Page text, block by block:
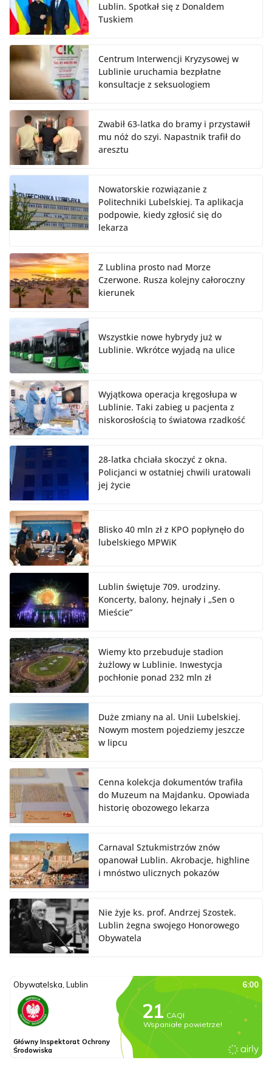
Lublin. Spotkał się z Donaldem
Tuskiem
Centrum Interwencji Kryzysowej w
Lublinie uruchamia bezpłatne
konsultacje z seksuologiem
Zwabił 63-latka do bramy i przystawił
mu nóż do szyi. Napastnik trafił do
aresztu
Nowatorskie rozwiązanie z
Politechniki Lubelskiej. Ta aplikacja
podpowie, kiedy zgłosić się do
lekarza
Z Lublina prosto nad Morze
Czerwone. Rusza kolejny całoroczny
kierunek
Wszystkie nowe hybrydy już w
Lublinie. Wkrótce wyjadą na ulice
Wyjątkowa operacja kręgosłupa w
Lublinie. Taki zabieg u pacjenta z
niskorosłością to światowa rzadkość
28-latka chciała skoczyć z okna.
Policjanci w ostatniej chwili uratowali
jej życie
Blisko 40 mln zł z KPO popłynęło do
lubelskiego MPWiK
Lublin świętuje 709. urodziny.
Koncerty, balony, hejnały i „Sen o
Mieście”
Wiemy kto przebuduje stadion
żużlowy w Lublinie. Inwestycja
pochłonie ponad 232 mln zł
Duże zmiany na al. Unii Lubelskiej.
Nowym mostem pojedziemy jeszcze
w lipcu
Cenna kolekcja dokumentów trafiła
do Muzeum na Majdanku. Opowiada
historię obozowego lekarza
Carnaval Sztukmistrzów znów
opanował Lublin. Akrobacje, highline
i mnóstwo ulicznych pokazów
Nie żyje ks. prof. Andrzej Szostek.
Lublin żegna swojego Honorowego
Obywatela